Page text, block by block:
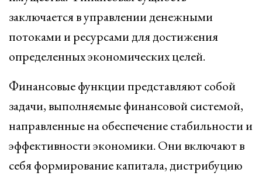
заключается в управлении денежными
потоками и ресурсами для достижения
определенных экономических целей.
Финансовые функции представляют собой
задачи, выполняемые финансовой системой,
направленные на обеспечение стабильности и
эффективности экономики. Они включают в
себя формирование капитала, дистрибуцию